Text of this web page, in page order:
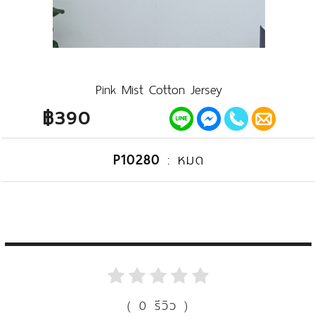
Pink Mist Cotton Jersey
฿390
P10280 : หมด
( 0 รีวิว )